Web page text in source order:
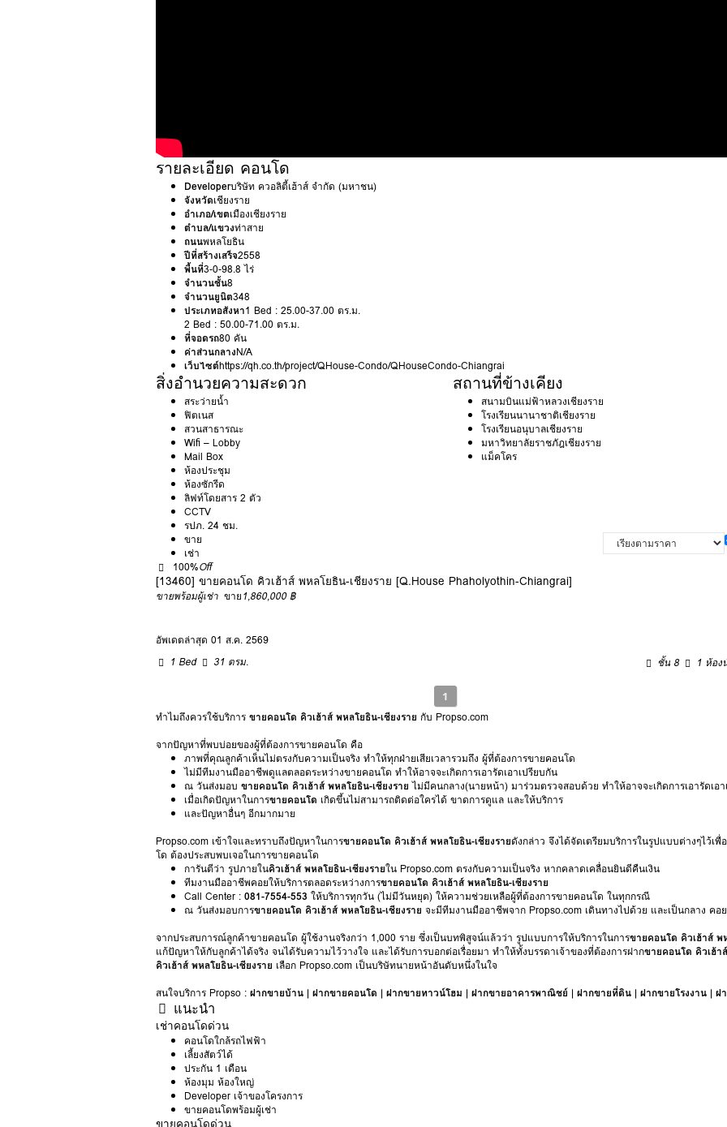
รายละเอียด คอนโด
Developerบริษัท ควอลิตี้เฮ้าส์ จำกัด (มหาชน)
จังหวัดเชียงราย
อำเภอ/เขตเมืองเชียงราย
ตำบล/แขวงท่าสาย
ถนนพหลโยธิน
ปีที่สร้างเสร็จ2558
พื้นที่3-0-98.8 ไร่
จำนวนชั้น8
จำนวนยูนิต348
ประเภทอสังหา1 Bed : 25.00-37.00 ตร.ม.
2 Bed : 50.00-71.00 ตร.ม.
ที่จอดรถ80 คัน
ค่าส่วนกลางN/A
เว็บไซต์https://qh.co.th/project/QHouse-Condo/QHouseCondo-Chiangrai
สิ่งอำนวยความสะดวก
สระว่ายน้ำ
ฟิตเนส
สวนสาธารณะ
Wifi – Lobby
Mail Box
ห้องประชุม
ห้องซักรีด
ลิฟท์โดยสาร 2 ตัว
CCTV
รปภ. 24 ชม.
สถานที่ข้างเคียง
สนามบินแม่ฟ้าหลวงเชียงราย
โรงเรียนนานาชาติเชียงราย
โรงเรียนอนุบาลเชียงราย
มหาวิทยาลัยราชภัฎเชียงราย
แม็คโคร
ขาย
เช่า
100%Off
[13460] ขายคอนโด คิวเฮ้าส์ พหลโยธิน-เชียงราย [Q.House Phaholyothin-Chiangrai]
ขายพร้อมผู้เช่า ขาย1,860,000 ฿
อัพเดตล่าสุด 01 ส.ค. 2569
1 Bed
31 ตรม. ชั้น 8 1 ห้อง
1
ทำไมถึงควรใช้บริการ ขายคอนโด คิวเฮ้าส์ พหลโยธิน-เชียงราย กับ Propso.com
จากปัญหาที่พบบ่อยของผู้ที่ต้องการขายคอนโด คือ
ภาพที่คุณลูกค้าเห็นไม่ตรงกับความเป็นจริง ทำให้ทุกฝ่ายเสียเวลารวมถึง ผู้ที่ต้องการขายคอนโด
ไม่มีทีมงานมืออาชีพดูแลตลอดระหว่างขายคอนโด ทำให้อาจจะเกิดการเอารัดเอาเปรียบกัน
ณ วันส่งมอบ ขายคอนโด คิวเฮ้าส์ พหลโยธิน-เชียงราย ไม่มีคนกลาง(นายหน้า) มาร่วมตรวจสอบด้วย ทำให้อาจจะเกิดการเอารัดเอ
เมื่อเกิดปัญหาในการขายคอนโด เกิดขึ้นไม่สามารถติดต่อใครได้ ขาดการดูแล และให้บริการ
และปัญหาอื่นๆ อีกมากมาย
Propso.com เข้าใจและทราบถึงปัญหาในการขายคอนโด คิวเฮ้าส์ พหลโยธิน-เชียงรายดังกล่าว จึงได้จัดเตรียมบริการในรูปแบบต่างๆไว้
โด ต้องประสบพบเจอในการขายคอนโด
การันตีว่า รูปภายในคิวเฮ้าส์ พหลโยธิน-เชียงรายใน Propso.com ตรงกับความเป็นจริง หากคลาดเคลื่อนยินดีคืนเงิน
ทีมงานมืออาชีพคอยให้บริการตลอดระหว่างการขายคอนโด คิวเฮ้าส์ พหลโยธิน-เชียงราย
Call Center : 081-7554-553 ให้บริการทุกวัน (ไม่มีวันหยุด) ให้ความช่วยเหลือผู้ที่ต้องการขายคอนโด ในทุกกรณี
ณ วันส่งมอบการขายคอนโด คิวเฮ้าส์ พหลโยธิน-เชียงราย จะมีทีมงานมืออาชีพจาก Propso.com เดินทางไปด้วย และเป็นกลาง คอ
จากประสบการณ์ลูกค้าขายคอนโด ผู้ใช้งานจริงกว่า 1,000 ราย ซึ่งเป็นบทพิสูจน์แล้วว่า รูปแบบการให้บริการในการขายคอนโด คิวเฮ้าส์ พ
แก้ปัญหาให้กับลูกค้าได้จริง จนได้รับความไว้วางใจ และได้รับการบอกต่อเรื่อยมา ทำให้ทั้งบรรดาเจ้าของที่ต้องการฝากขายคอนโด คิวเฮ้า
คิวเฮ้าส์ พหลโยธิน-เชียงราย เลือก Propso.com เป็นบริษัทนายหน้าอันดับหนึ่งในใจ
สนใจบริการ Propso : ฝากขายบ้าน | ฝากขายคอนโด | ฝากขายทาวน์โฮม | ฝากขายอาคารพาณิชย์ | ฝากขายที่ดิน | ฝากขายโรงงาน | ฝ
แนะนำ
เช่าคอนโดด่วน
คอนโดใกล้รถไฟฟ้า
เลี้ยงสัตว์ได้
ประกัน 1 เดือน
ห้องมุม ห้องใหญ่
Developer เจ้าของโครงการ
ขายคอนโดพร้อมผู้เช่า